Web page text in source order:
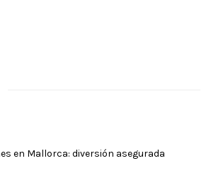
en Mallorca: diversión asegurada